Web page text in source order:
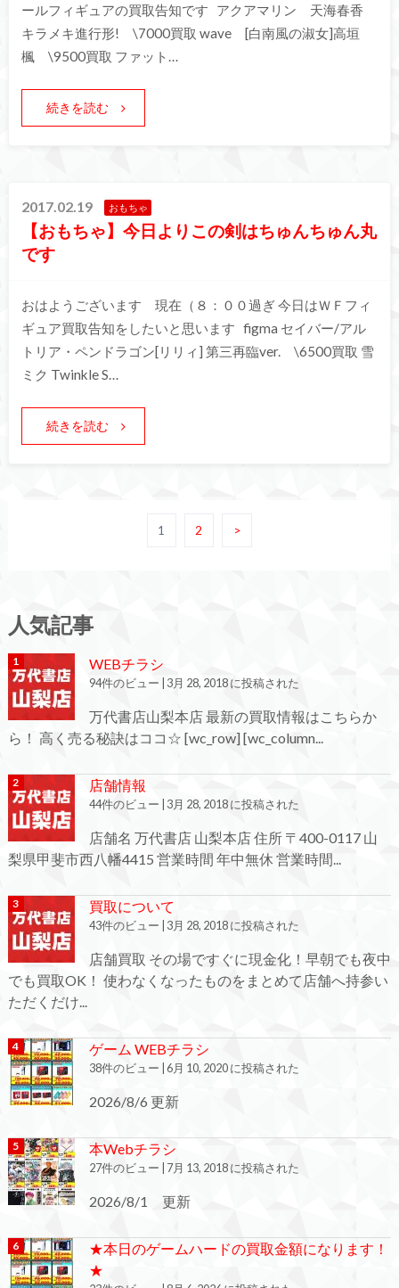
ールフィギュアの買取告知です アクアマリン 天海春香
キラメキ進行形! \7000買取 wave [白南風の淑女]高垣
楓 \9500買取 ファット…
続きを読む
2017.02.19 おもちゃ
【おもちゃ】今日よりこの剣はちゅんちゅん丸
です
おはようございます 現在（８：００過ぎ 今日はＷＦフィ
ギュア買取告知をしたいと思います figma セイバー/アル
トリア・ペンドラゴン[リリィ] 第三再臨ver. \6500買取 雪
ミク Twinkle S…
続きを読む
1 2 >
人気記事
WEBチラシ
94件のビュー | 3月 28, 2018 に投稿された
万代書店山梨本店 最新の買取情報はこちらか
ら！ 高く売る秘訣はココ☆ [wc_row] [wc_column...
店舗情報
44件のビュー | 3月 28, 2018 に投稿された
店舗名 万代書店 山梨本店 住所 〒400-0117 山
梨県甲斐市西八幡4415 営業時間 年中無休 営業時間...
買取について
43件のビュー | 3月 28, 2018 に投稿された
店舗買取 その場ですぐに現金化！早朝でも夜中
でも買取OK！ 使わなくなったものをまとめて店舗へ持参い
ただくだけ...
ゲーム WEBチラシ
38件のビュー |6月 10, 2020 に投稿された
2026/8/6 更新
本Webチラシ
27件のビュー | 7月 13, 2018 に投稿された
2026/8/1 更新
★本日のゲームハードの買取金額になります！
★